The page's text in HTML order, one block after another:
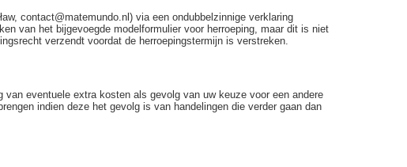
contact@matemundo.nl) via een ondubbelzinnige verklaring
van het bijgevoegde modelformulier voor herroeping, maar dit is niet
verzendt voordat de herroepingstermijn is verstreken.
eventuele extra kosten als gevolg van uw keuze voor een andere
indien deze het gevolg is van handelingen die verder gaan dan